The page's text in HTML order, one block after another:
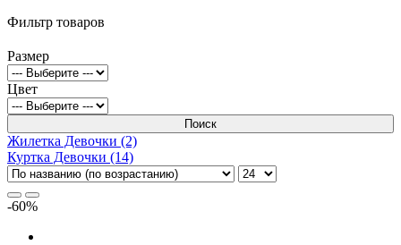
Фильтр товаров
Размер
Цвет
Поиск
Жилетка Девочки (2)
Куртка Девочки (14)
-60%